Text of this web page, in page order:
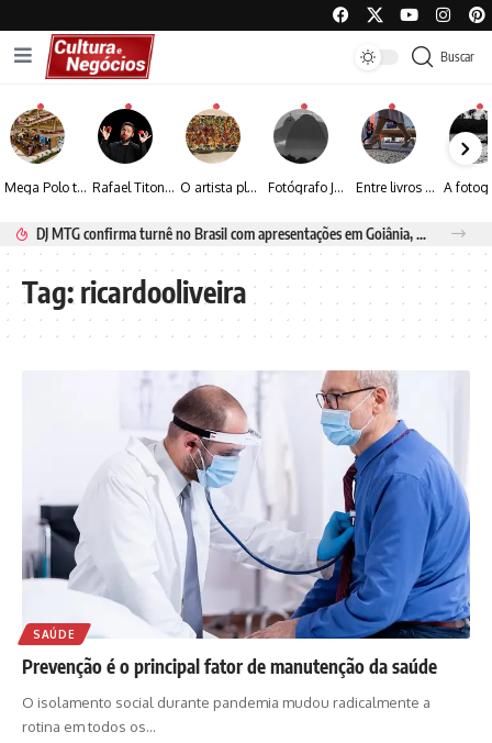
Buscar
Mega Polo transforma lançamento de coleção em plataforma nacional de negócios e projeta crescimento de mais de 15% Rafael Titonelly leva magia e acolhimento a crianças em tratamento oncológico em Juiz de Fora O artista plástico Jorge Luiz transforma sustentabilidade e criatividade em arte contemporânea Fotógrafo José Roberto apresenta um olhar sensível sobre arquitetura, formas e luz na fotografia Entre livros e fotografia autoral, Sebastião Reis consolida uma trajetória marcada pelo olhar artístico
DJ MTG confirma turnê no Brasil com apresentações em Goiânia, Porto Seguro e Rio de Janeiro
Tag:ricardooliveira
SAÚDE
Prevenção é o principal fator de manutenção da saúde
O isolamento social durante pandemia mudou radicalmente a
rotina em todos os…